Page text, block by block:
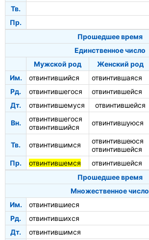
Тв.
Пр.
Прошедшее время
Единственное число
Мужской род
Женский род
Им.
отвинтившийся отвинтившаяся
Рд.
отвинтившегося отвинтившейся
Дт.
отвинтившемуся отвинтившейся
Вн.
отвинтившегося
отвинтившийся
отвинтившуюся
Тв. отвинтившимся
отвинтившеюся
отвинтившейся
Пр. отвинтившемся отвинтившейся
Прошедшее время
Множественное число
Им.
отвинтившиеся
Рд.
отвинтившихся
Дт.
отвинтившимся